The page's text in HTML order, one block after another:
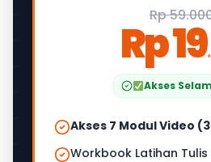
Rp
Rp 19
Akses
Akses 7 Modul Video
Workbook Latihan Tulis